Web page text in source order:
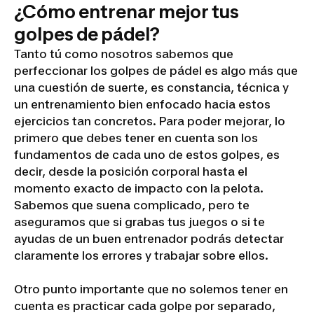
¿Cómo entrenar mejor tus
golpes de pádel?
Tanto tú como nosotros sabemos que
perfeccionar los golpes de pádel es algo más que
una cuestión de suerte, es constancia, técnica y
un entrenamiento bien enfocado hacia estos
ejercicios tan concretos. Para poder mejorar, lo
primero que debes tener en cuenta son los
fundamentos de cada uno de estos golpes, es
decir, desde la posición corporal hasta el
momento exacto de impacto con la pelota.
Sabemos que suena complicado, pero te
aseguramos que si grabas tus juegos o si te
ayudas de un buen entrenador podrás detectar
claramente los errores y trabajar sobre ellos.
Otro punto importante que no solemos tener en
cuenta es practicar cada golpe por separado,